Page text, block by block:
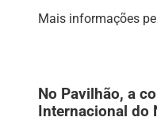
Mais informações
No Pavilhão, a
Internacional do